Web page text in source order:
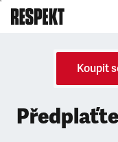
Koupit